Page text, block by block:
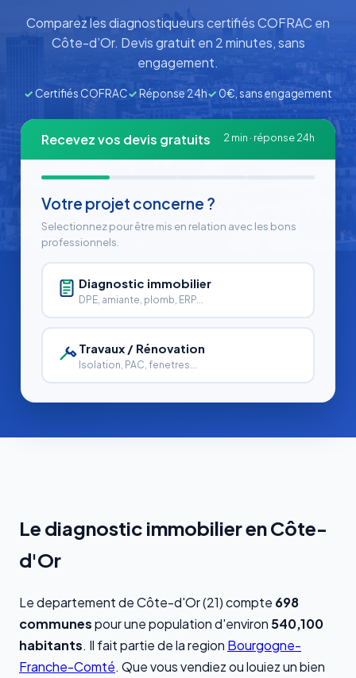
Comparez les diagnostiqueurs certifiés COFRAC en
Côte-d’Or. Devis gratuit en 2 minutes, sans
engagement.
✓ Certifiés COFRAC✓Réponse 24h✓0€, sans engagement
Recevez vos devis gratuits 2 min · réponse 24h
Votre projet concerne ?
Selectionnez pour être mis en relation avec les bons
professionnels.
Diagnostic immobilier
DPE, amiante, plomb, ERP...
Travaux / Rénovation
Isolation, PAC, fenetres...
Le diagnostic immobilier en Côte-
d'Or
Le departement de Côte-d'Or (21) compte 698
communespour une population d'environ 540,100
habitants. Il fait partie de la region Bourgogne-
Franche-Comté. Que vous vendiez ou louiez un bien